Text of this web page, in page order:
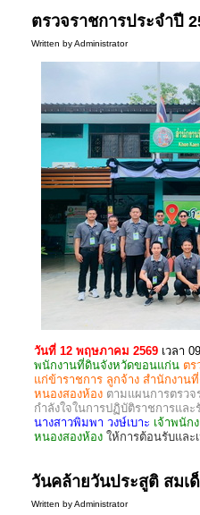
ตรวจราชการประจำปี
Written by Administrator
วันที่ 12 พฤษภาคม 2569 เวลา
พนักงานที่ดินจังหวัดขอนแก่น ตร
แก่ข้าราชการ ลูกจ้าง สำนักงา
หนองสองห้อง ตามแผนการตรวจ
กำลังใจในการปฏิบัติราชการแล
นางสาวพิมพา วงษ์เบาะ เจ้าพนัก
หนองสองห้อง ให้การต้อนรับและ
วันคล้ายวันประสูติ สมเ
Written by Administrator